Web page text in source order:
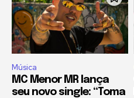
Música
MC Menor MR lança
seu novo single: “Toma